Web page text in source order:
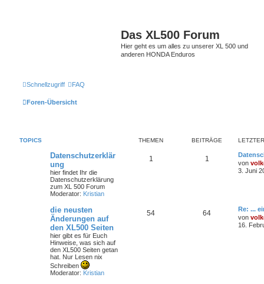
Das XL500 Forum
Hier geht es um alles zu unserer XL 500 und
anderen HONDA Enduros
Schnellzugriff FAQ
Foren-Übersicht
TOPICS THEMEN BEITRÄGE
Datenschutzerklär
ung
hier findet Ihr die
Datenschutzerklärung
zum XL 500 Forum
Moderator: Kristian
1 1
von
3. Juni
die neusten
Änderungen auf
den XL500 Seiten
hier gibt es für Euch
Hinweise, was sich auf
den XL500 Seiten getan
hat. Nur Lesen nix
Schreiben
Moderator: Kristian
54 64
Re: ...
von
16.